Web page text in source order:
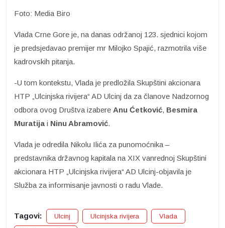
Foto: Media Biro
Vlada Crne Gore je, na danas održanoj 123. sjednici kojom
je predsjedavao premijer mr Milojko Spajić, razmotrila više
kadrovskih pitanja.
-U tom kontekstu, Vlada je predložila Skupštini akcionara
HTP „Ulcinjska rivijera“ AD Ulcinj da za članove Nadzornog
odbora ovog Društva izabere Anu Ćetković, Besmira
Muratija i Ninu Abramović.
Vlada je odredila Nikolu Ilića za punomoćnika –
predstavnika državnog kapitala na XIX vanrednoj Skupštini
akcionara HTP „Ulcinjska rivijera“ AD Ulcinj-objavila je
Služba za informisanje javnosti o radu Vlade.
Tagovi: Ulcinj Ulcinjska rivijera Vlada